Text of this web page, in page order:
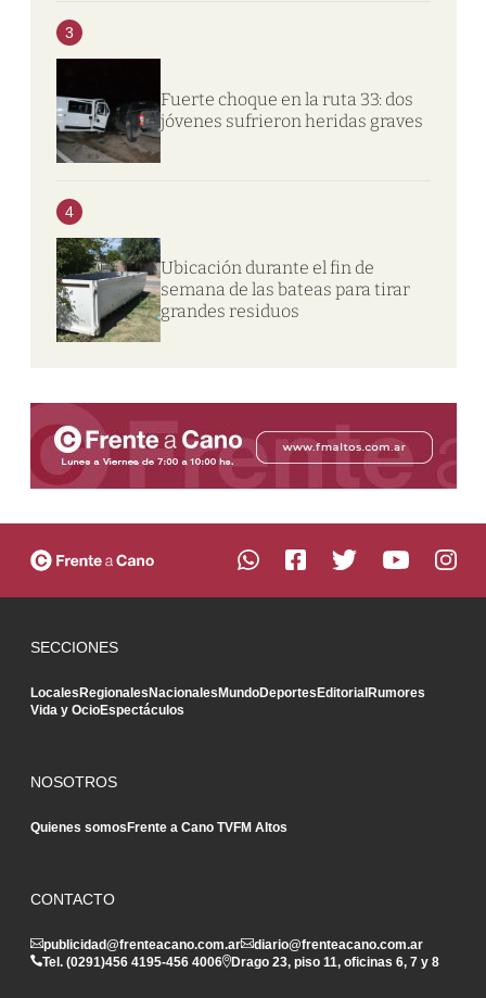
3
Fuerte choque en la ruta 33: dos
jóvenes sufrieron heridas graves
4
Ubicación durante el fin de
semana de las bateas para tirar
grandes residuos
SECCIONES
LocalesRegionalesNacionalesMundoDeportesEditorialRumores
Vida y OcioEspectáculos
NOSOTROS
Quienes somosFrente a Cano TVFM Altos
CONTACTO
publicidad@frenteacano.com.ar
diario@frenteacano.com.ar
Tel. (0291)456 4195-456 4006 Drago 23, piso 11, oficinas 6, 7 y 8